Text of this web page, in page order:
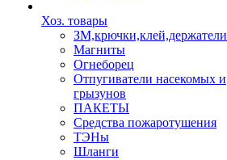
Хоз. товары
ЗМ,крючки,клей,держатели
Магниты
Огнеборец
Отпугиватели насекомых и
грызунов
ПАКЕТЫ
Средства пожаротушения
ТЭНы
Шланги